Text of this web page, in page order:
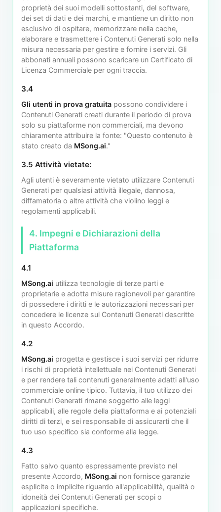
proprietà dei suoi modelli sottostanti, del software,
dei set di dati e dei marchi, e mantiene un diritto non
esclusivo di ospitare, memorizzare nella cache,
elaborare e trasmettere i Contenuti Generati solo nella
misura necessaria per gestire e fornire i servizi. Gli
abbonati annuali possono scaricare un Certificato di
Licenza Commerciale per ogni traccia.
3.4
Gli utenti in prova gratuita possono condividere i
Contenuti Generati creati durante il periodo di prova
solo su piattaforme non commerciali, ma devono
chiaramente attribuire la fonte: "Questo contenuto è
stato creato da MSong.ai."
3.5 Attività vietate:
Agli utenti è severamente vietato utilizzare Contenuti
Generati per qualsiasi attività illegale, dannosa,
diffamatoria o altre attività che violino leggi e
regolamenti applicabili.
4. Impegni e Dichiarazioni della
Piattaforma
4.1
MSong.ai utilizza tecnologie di terze parti e
proprietarie e adotta misure ragionevoli per garantire
di possedere i diritti e le autorizzazioni necessari per
concedere le licenze sui Contenuti Generati descritte
in questo Accordo.
4.2
MSong.ai progetta e gestisce i suoi servizi per ridurre
i rischi di proprietà intellettuale nei Contenuti Generati
e per rendere tali contenuti generalmente adatti all'uso
commerciale online tipico. Tuttavia, il tuo utilizzo dei
Contenuti Generati rimane soggetto alle leggi
applicabili, alle regole della piattaforma e ai potenziali
diritti di terzi, e sei responsabile di assicurarti che il
tuo uso specifico sia conforme alla legge.
4.3
Fatto salvo quanto espressamente previsto nel
presente Accordo, MSong.ai non fornisce garanzie
esplicite o implicite riguardo all'applicabilità, qualità o
idoneità dei Contenuti Generati per scopi o
applicazioni specifiche.